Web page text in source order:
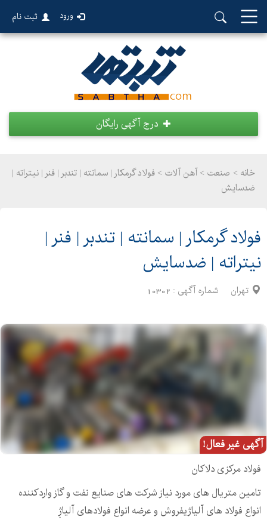
ورود ثبت نام
درج آگهی رایگان
خانه > صنعت >آهن آلات > فولاد گرمکار | سمانته | تندبر | فنر | نیتراته |
ضدسایش
فولاد گرمکار | سمانته | تندبر | فنر |
نیتراته | ضدسایش
تهران شماره آگهی : 10302
آگهی غیر فعال!
فولاد مرکزی دلاکان
تامین متریال های مورد نیاز شرکت های صنایع نفت و گاز واردکننده
انواع فولاد های آلیاژیفروش و عرضه انواع فولادهای آلیاژِ